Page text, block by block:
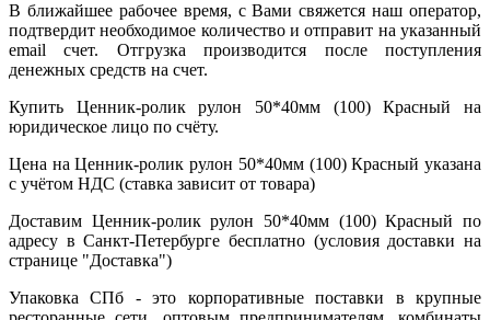
В ближайшее рабочее время, с Вами свяжется наш оператор,
подтвердит необходимое количество и отправит на указанный
email счет. Отгрузка производится после поступления
денежных средств на счет.
Купить Ценник-ролик рулон 50*40мм (100) Красный на
юридическое лицо по счёту.
Цена на Ценник-ролик рулон 50*40мм (100) Красный указана
с учётом НДС (ставка зависит от товара)
Доставим Ценник-ролик рулон 50*40мм (100) Красный по
адресу в Санкт-Петербурге бесплатно (условия доставки на
странице "Доставка")
Упаковка СПб - это корпоративные поставки в крупные